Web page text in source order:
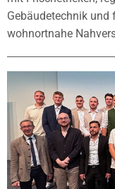
Gebäudetechnik
wohnortnahe